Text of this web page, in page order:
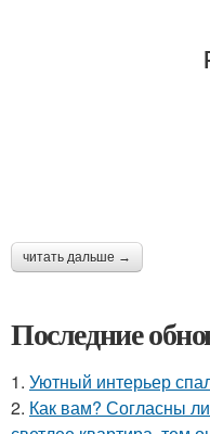
читать дальше →
Последние
1. Уютный интерьер
2. Как вам? Согласны